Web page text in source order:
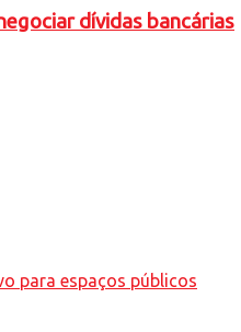
dívidas bancárias